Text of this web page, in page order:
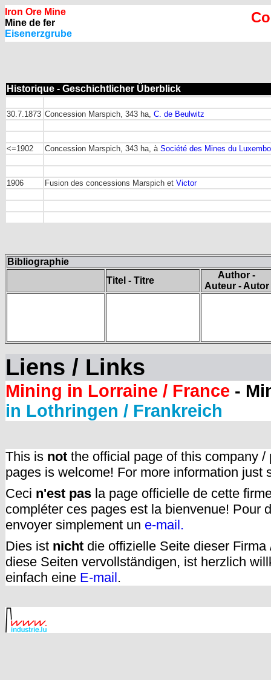
Iron Ore Mine
Mine de fer
Eisenerzgrube
Historique - Geschichtlicher Überblick
30.7.1873 Concession Marspich, 343 ha, C. de Beulwitz
<=1902 Concession Marspich, 343 ha, à Société des Mines du
1906 Fusion des concessions Marspich et Victor
Bibliographie
Titel - Titre
Author -
Auteur - Autor
Liens / Links
Mining in Lorraine / France -
in Lothringen / Frankreich
This is not the official page of this company
pages is welcome! For more information just
Ceci n'est pas la page officielle de cette
compléter ces pages est la bienvenue! Pour
envoyer simplement un e-mail.
Dies ist nicht die offizielle Seite dieser
diese Seiten vervollständigen, ist herzlich
einfach eine E-mail.